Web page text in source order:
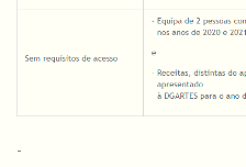
-